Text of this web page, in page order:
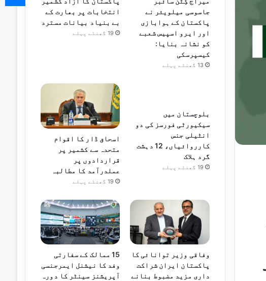
جاسوسی میلویئر نے
پاکستان کے ہوابازی
اور ایرو اسپیس شعبے
کو نشانہ بنایا:
کیسپرسکی
13 گھنٹے پہلے
انتخابات پر بھارت کے
بے بنیاد بیانات مسترد
19 گھنٹے پہلے
بلوچستان میں
سیکیورٹی فورسز کی دو
انٹیلی جنس
کارروائیاں، 12 دہشت
گرد ہلاک
19 گھنٹے پہلے
اسحاق ڈار کا اقوام
متحدہ سے کشمیر پر
قراردادوں پر
عملدرآمد کا مطالبہ
19 گھنٹے پہلے
وفاقی وزیر توانائی کا
پاکستان ایران شراکت
داری مزید مضبوط بنانے
15 ممالک کے سفارتی
وفد کا نیشنل ایمرجنسی
آپریشنز سینٹر کا دورہ